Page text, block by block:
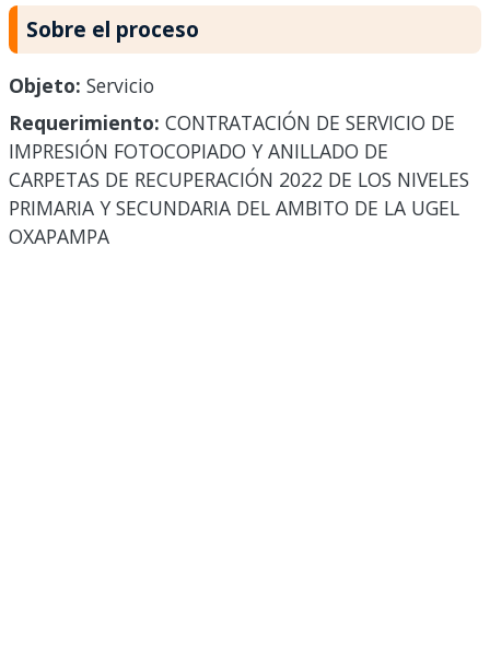
Sobre el proceso
Objeto: Servicio
Requerimiento: CONTRATACIÓN DE SERVICIO DE
IMPRESIÓN FOTOCOPIADO Y ANILLADO DE
CARPETAS DE RECUPERACIÓN 2022 DE LOS NIVELES
PRIMARIA Y SECUNDARIA DEL AMBITO DE LA UGEL
OXAPAMPA